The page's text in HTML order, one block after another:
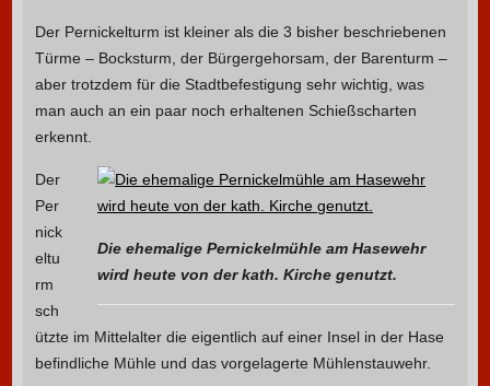
Der Pernickelturm ist kleiner als die 3 bisher beschriebenen
Türme – Bocksturm, der Bürgergehorsam, der Barenturm –
aber trotzdem für die Stadtbefestigung sehr wichtig, was
man auch an ein paar noch erhaltenen Schießscharten
erkennt.
Die ehemalige Pernickelmühle am Hasewehr
wird heute von der kath. Kirche genutzt.
Der
Per
nick
eltu
rm
sch
ützte im Mittelalter die eigentlich auf einer Insel in der Hase
befindliche Mühle und das vorgelagerte Mühlenstauwehr.